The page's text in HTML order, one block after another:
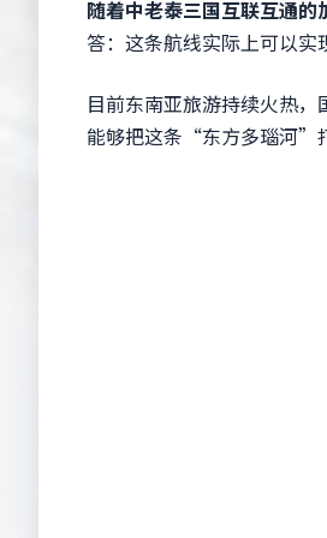
随着中老泰三国互联互通
答：这条航线实际上可以
目前东南亚旅游持续火热
能够把这条“东方多瑙河”